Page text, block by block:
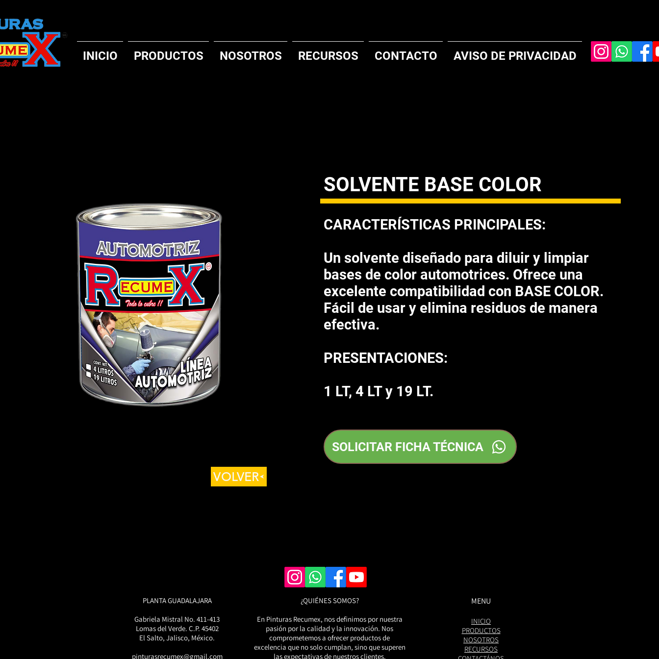
INICIO PRODUCTOS NOSOTROS RECURSOS CONTACTO AVISO DE PRIVACIDAD
SOLVENTE BASE COLOR
CARACTERÍSTICAS PRINCIPALES:
Un solvente diseñado para diluir y limpiar
bases de color automotrices. Ofrece una
excelente compatibilidad con BASE COLOR.
Fácil de usar y elimina residuos de manera
efectiva.
PRESENTACIONES:
1 LT, 4 LT y 19 LT.
SOLICITAR FICHA TÉCNICA
VOLVER
PLANTA GUADALAJARA
Gabriela Mistral No. 411-413
Lomas del Verde. C.P. 45402
El Salto, Jalisco, México.
pinturasrecumex@gmail.com
MENU
INICIO
PRODUCTOS
NOSOTROS
RECURSOS
¿QUIÉNES SOMOS?
En Pinturas Recumex, nos definimos por nuestra
pasión por la calidad y la innovación. Nos
comprometemos a ofrecer productos de
excelencia que no solo cumplan, sino que superen
las expectativas de nuestros clientes.